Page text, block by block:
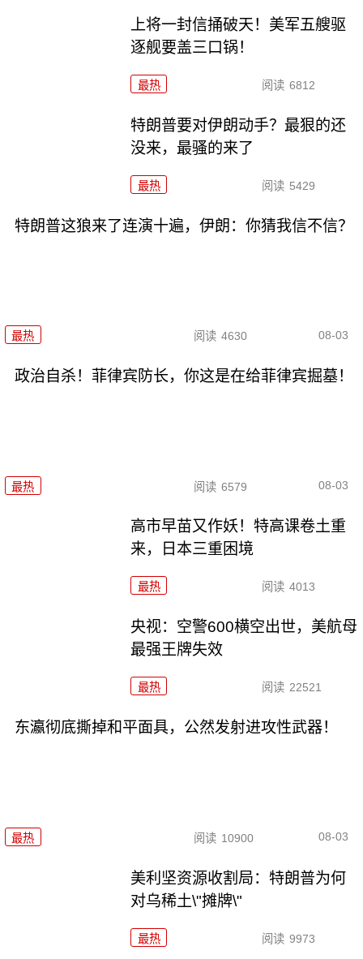
上将一封信捅破天！美军五艘驱
逐舰要盖三口锅！
最热 阅读 6812
特朗普要对伊朗动手？最狠的还
没来，最骚的来了
最热 阅读 5429
特朗普这狼来了连演十遍，伊朗：你猜我信不信？
最热 阅读 4630 08-03
政治自杀！菲律宾防长，你这是在给菲律宾掘墓！
最热 阅读 6579 08-03
高市早苗又作妖！特高课卷土重
来，日本三重困境
最热 阅读 4013
央视：空警600横空出世，美航母
最强王牌失效
最热 阅读 22521
东瀛彻底撕掉和平面具，公然发射进攻性武器！
最热 阅读 10900 08-03
美利坚资源收割局：特朗普为何
对乌稀土\"摊牌\"
最热 阅读 9973